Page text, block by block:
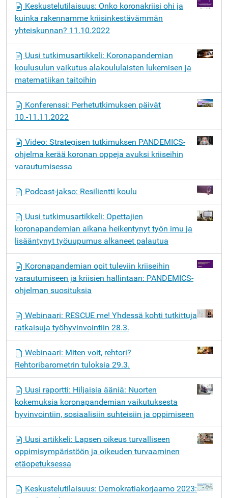
Keskustelutilaisuus: Onko koronakriisi ohi ja
kuinka rakennamme kriisinkestävämmän
yhteiskunnan? 11.10.2022
Uusi tutkimusartikkeli: Koronapandemian
koulusulun vaikutus alakoululaisten lukemisen ja
matematiikan taitoihin
Konferenssi: Perhetutkimuksen päivät
10.-11.11.2022
Video: Strategisen tutkimuksen PANDEMICS-
ohjelma kerää koronan oppeja avuksi kriiseihin
varautumisessa
Podcast-jakso: Resilientti koulu
Uusi tutkimusartikkeli: Opettajien
koronapandemian aikana heikentynyt työn imu ja
lisääntynyt työuupumus alkaneet palautua
Koronapandemian opit tuleviin kriiseihin
varautumiseen ja kriisien hallintaan: PANDEMICS-
ohjelman suosituksia
Webinaari: RESCUE me! Yhdessä kohti tutkittuja
ratkaisuja työhyvinvointiin 28.3.
Webinaari: Miten voit, rehtori?
Rehtoribarometrin tuloksia 29.3.
Uusi raportti: Hiljaisia ääniä: Nuorten
kokemuksia koronapandemian vaikutuksesta
hyvinvointiin, sosiaalisiin suhteisiin ja oppimiseen
Uusi artikkeli: Lapsen oikeus turvalliseen
oppimisympäristöön ja oikeuden turvaaminen
etäopetuksessa
Keskustelutilaisuus: Demokratiakorjaamo 2023: